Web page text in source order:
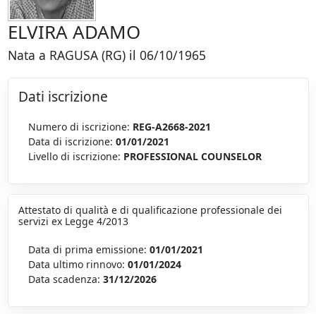
ELVIRA ADAMO
Nata a RAGUSA (RG) il 06/10/1965
Dati iscrizione
Numero di iscrizione: REG-A2668-2021
Data di iscrizione: 01/01/2021
Livello di iscrizione: PROFESSIONAL COUNSELOR
Attestato di qualità e di qualificazione professionale dei
servizi ex Legge 4/2013
Data di prima emissione: 01/01/2021
Data ultimo rinnovo: 01/01/2024
Data scadenza: 31/12/2026